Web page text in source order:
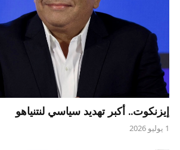
إيزنكوت.. أكبر تهديد سياسي لنتنياهو
1 يوليو 2026